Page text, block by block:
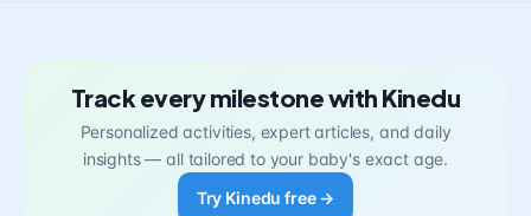
Track every milestone with Kinedu
Personalized activities, expert articles, and daily
insights — all tailored to your baby's exact age.
Try Kinedu free →